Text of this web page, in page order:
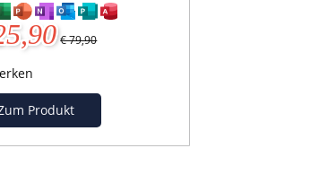
€ 79,90
Produkt